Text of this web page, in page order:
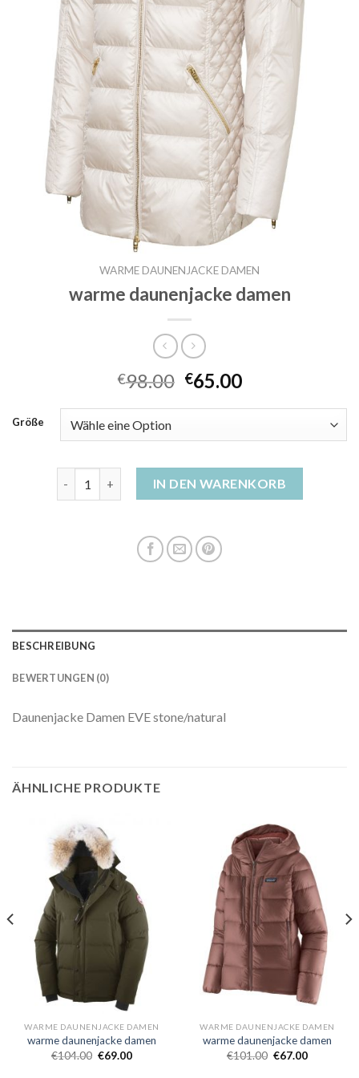
WARME DAUNENJACKE DAMEN
warme daunenjacke damen
€98.00 €65.00
Größe
warme daunenjacke damen Menge
IN DEN WARENKORB
BESCHREIBUNG
BEWERTUNGEN (0)
Daunenjacke Damen EVE stone/natural
ÄHNLICHE PRODUKTE
WARME DAUNENJACKE DAMEN
warme daunenjacke damen
€104.00 €69.00
WARME DAUNENJACKE DAMEN
warme daunenjacke damen
€101.00 €67.00